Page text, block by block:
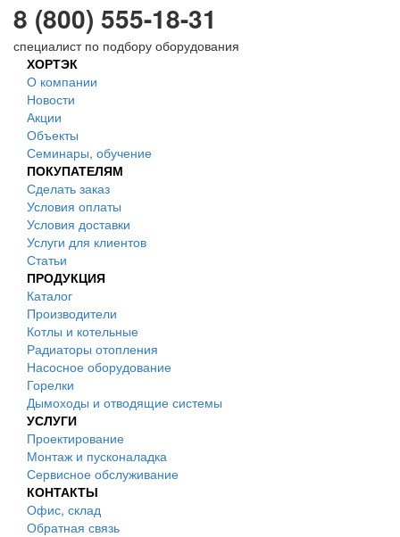
8 (800) 555-18-31
специалист по подбору оборудования
ХОРТЭК
О компании
Новости
Акции
Объекты
Семинары, обучение
ПОКУПАТЕЛЯМ
Сделать заказ
Условия оплаты
Условия доставки
Услуги для клиентов
Статьи
ПРОДУКЦИЯ
Каталог
Производители
Котлы и котельные
Радиаторы отопления
Насосное оборудование
Горелки
Дымоходы и отводящие системы
УСЛУГИ
Проектирование
Монтаж и пусконаладка
Сервисное обслуживание
КОНТАКТЫ
Офис, склад
Обратная связь